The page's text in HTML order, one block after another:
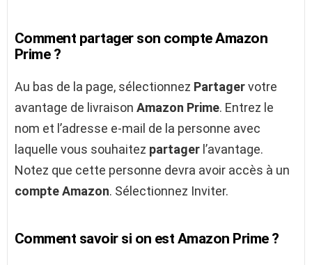
Comment partager son compte Amazon
Prime ?
Au bas de la page, sélectionnez Partagervotre
avantage de livraison Amazon Prime. Entrez le
nom et l’adresse e-mail de la personne avec
laquelle vous souhaitez partager l’avantage.
Notez que cette personne devra avoir accès à un
compte Amazon. Sélectionnez Inviter.
Comment savoir si on est Amazon Prime ?